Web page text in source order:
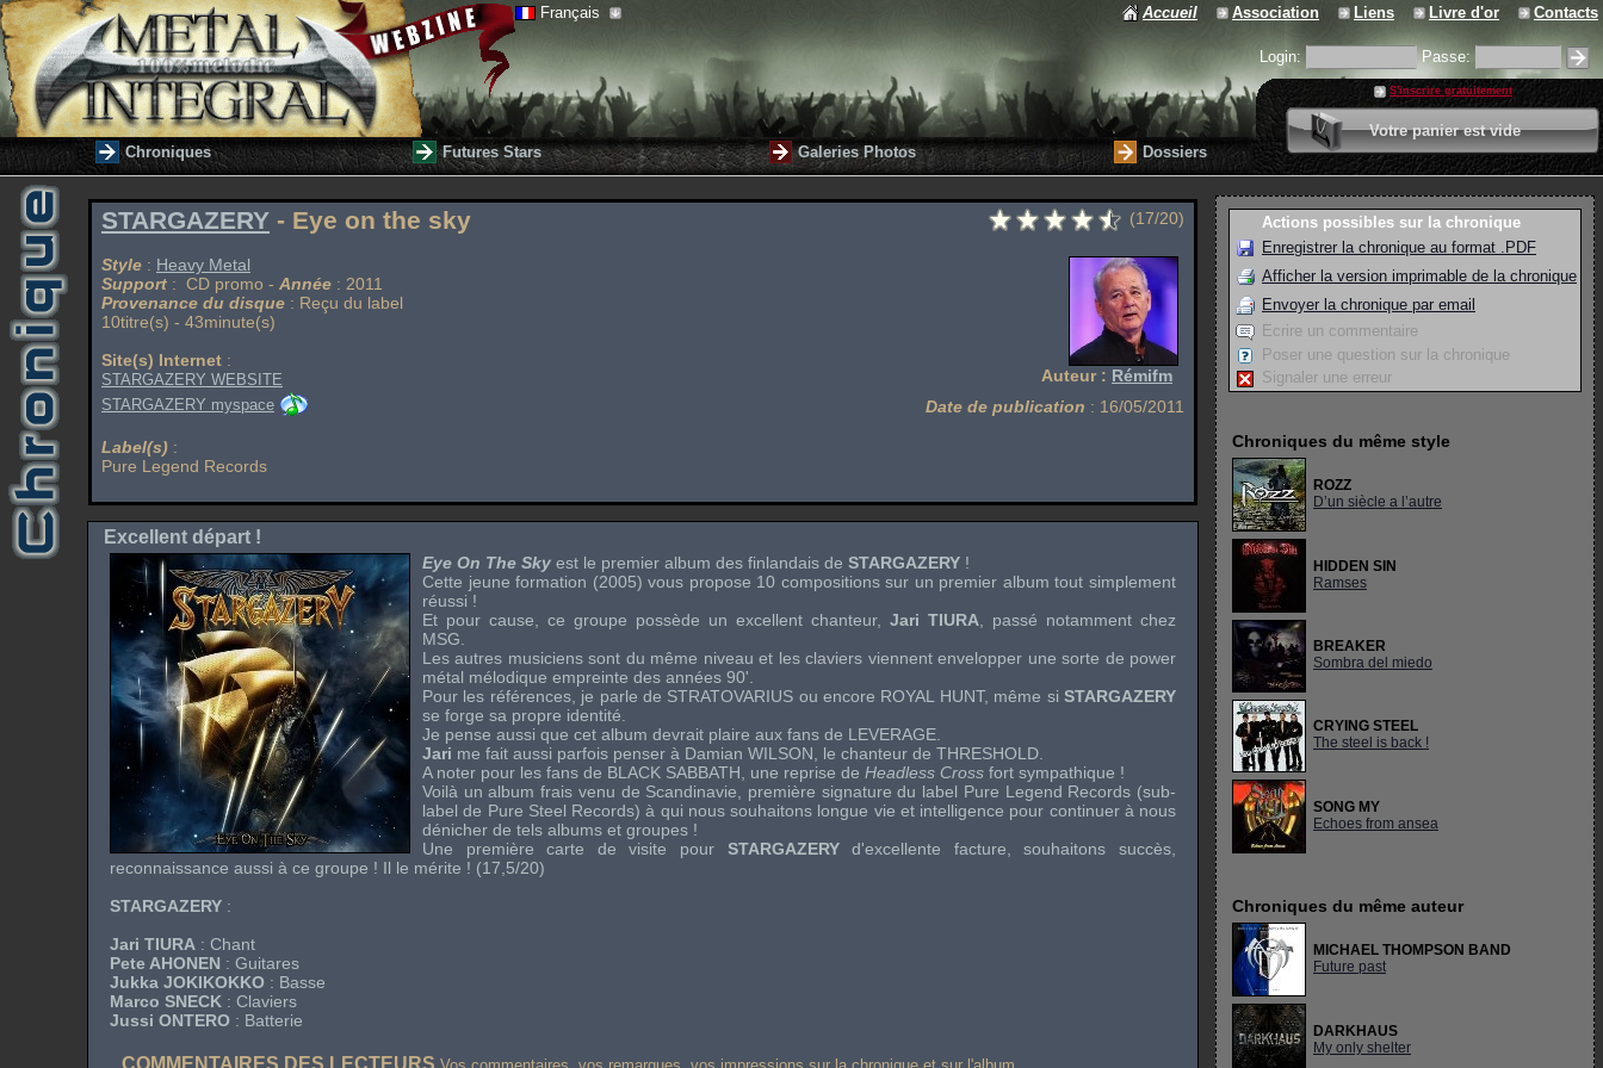
Français Accueil Association Liens Livre d'or Contacts
Login: Passe:
S'inscrire gratuitement
Votre panier est vide
0 article
Valider votre panier
Chroniques Futures Stars Galeries Photos Dossiers
STARGAZERY - Eye on the sky
Style : Heavy Metal
Support : CD promo - Année : 2011
Provenance du disque : Reçu du label
10titre(s) - 43minute(s)
Site(s) Internet :
STARGAZERY WEBSITE
STARGAZERY myspace
Label(s) :
Pure Legend Records
(17/20)
Auteur : Rémifm
Date de publication : 16/05/2011
Excellent départ !
Eye On The Sky est le premier album des finlandais de STARGAZERY !
Cette jeune formation (2005) vous propose 10 compositions sur un premier album tout simplement
réussi !
Et pour cause, ce groupe possède un excellent chanteur,
Jari TIURA , passé notamment chez
MSG
Les autres musiciens sont du même niveau et les claviers viennent envelopper une sorte de power
métal mélodique empreinte des années 90'.
Pour les références, je parle de STRATOVARIUS ou encore ROYAL HUNT, même siSTARGAZERY
se forge sa propre identité.
Je pense aussi que cet album devrait plaire aux fans de LEVERAGE
Jari me fait aussi parfois penser à Damian WILSON , le chanteur de THRESHOLD
A noter pour les fans de BLACK SABBATH , une reprise de Headless Cross fort sympathique !
Voilà un album frais venu de Scandinavie, première signature du label Pure Legend Records (sub-
label de Pure Steel Records) à qui nous souhaitons longue vie et intelligence pour continuer à nous
dénicher de tels albums et groupes !
Une première carte de visite pour STARGAZERYd'excellente facture, souhaitons succès,
reconnaissance aussi à ce groupe ! Il le mérite ! (17,5/20)
STARGAZERY :
Jari TIURA : Chant
Pete AHONEN : Guitares
Jukka JOKIKOKKO : Basse
Marco SNECK : Claviers
Jussi ONTERO : Batterie
COMMENTAIRES DES LECTEURS
Actions possibles sur la chronique
Enregistrer la chronique au format .PDF
Afficher la version imprimable de la chronique
Envoyer la chronique par email
Ecrire un commentaire
Poser une question sur la chronique
Signaler une erreur
Chroniques du même style
ROZZ
D’un siècle a l’autre
HIDDEN SIN
Ramses
BREAKER
Sombra del miedo
CRYING STEEL
The steel is back !
SONG MY
Echoes from ansea
Chroniques du même auteur
MICHAEL THOMPSON BAND
Future past
DARKHAUS
My only shelter